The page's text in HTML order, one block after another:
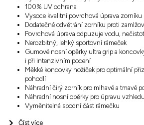
100% UV ochrana
Vysoce kvalitní povrchová úprava zorníku
Dodatečné odvětrání zorníku proti
Povrchová úprava odpuzuje vodu,
Nerozbitný, lehký sportovní rámeček
Gumové nosní opěrky ultra grip a
i při intenzivním pocení
Měkké koncovky nožiček pro optimální
pohodlí
Náhradní čirý zorník pro mlhavé a tmavé
Náhradní nosní opěrky pro úpravu
Vyměnitelná spodní část rámečku
Číst více